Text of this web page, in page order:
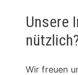
Unsere
Wir freuen